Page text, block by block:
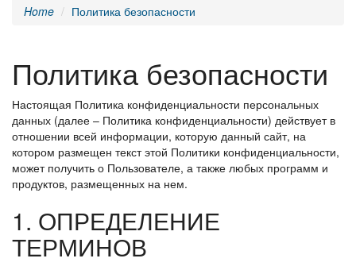
Home
Политика безопасности
Политика безопасности
Настоящая Политика конфиденциальности персональных
данных (далее – Политика конфиденциальности) действует в
отношении всей информации, которую данный сайт, на
котором размещен текст этой Политики конфиденциальности,
может получить о Пользователе, а также любых программ и
продуктов, размещенных на нем.
1. ОПРЕДЕЛЕНИЕ
ТЕРМИНОВ